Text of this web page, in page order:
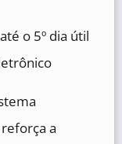
o 5º dia útil
a